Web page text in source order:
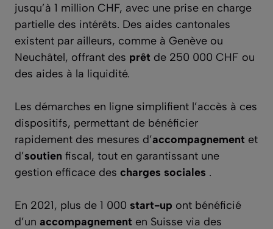
jusqu’à 1 million CHF, avec une prise en charge
partielle des intérêts. Des aides cantonales
existent par ailleurs, comme à Genève ou
Neuchâtel, offrant des prêt de 250 000 CHF ou
des aides à la liquidité.
Les démarches en ligne simplifient l’accès à ces
dispositifs, permettant de bénéficier
rapidement des mesures d’accompagnement et
d’soutien fiscal, tout en garantissant une
gestion efficace des charges sociales .
En 2021, plus de 1 000 start-up ont bénéficié
d’un accompagnement en Suisse via des